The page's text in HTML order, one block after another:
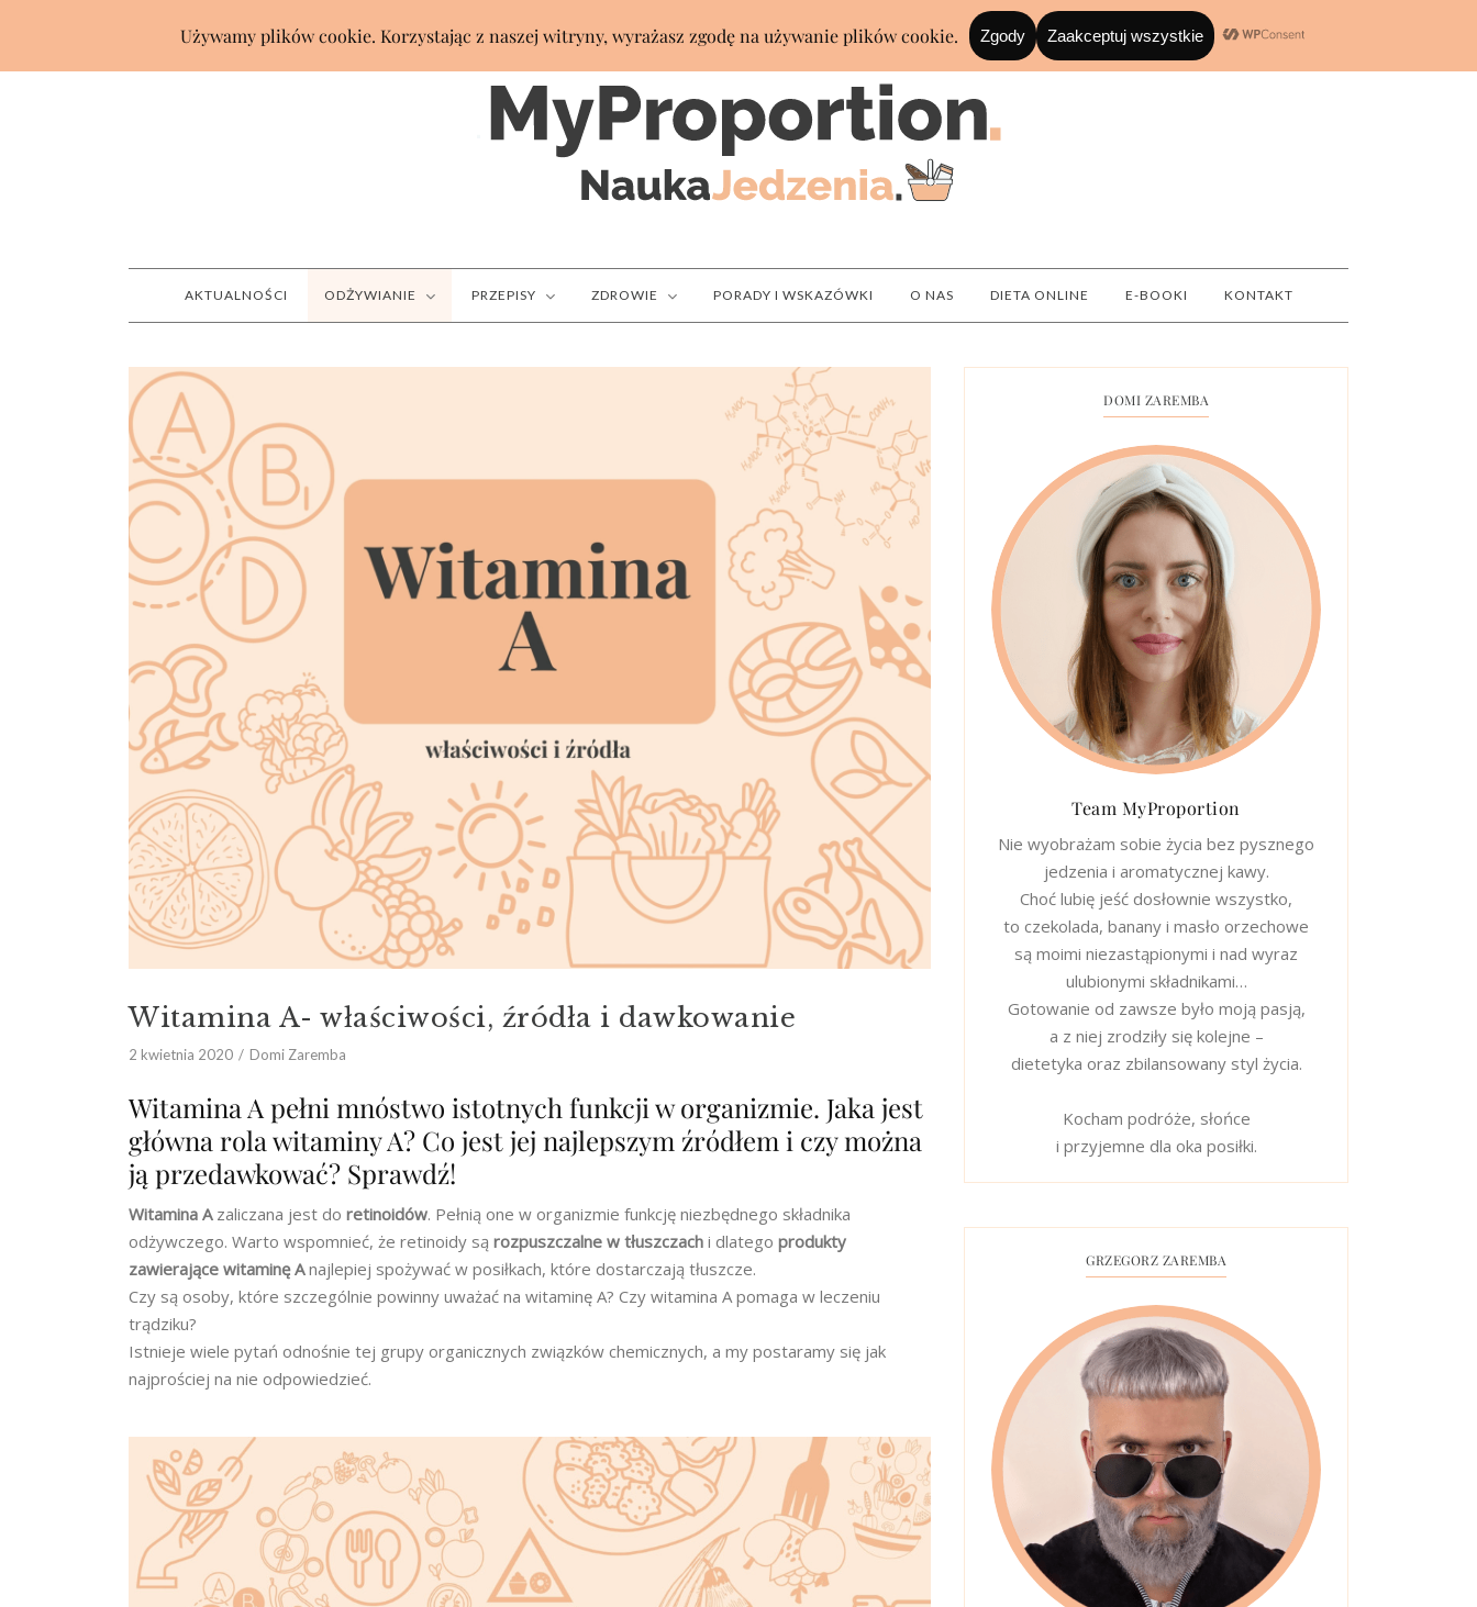
AKTUALNOŚCI ODŻYWIANIE PRZEPISY ZDROWIE PORADY I WSKAZÓWKI O NAS DIETA ONLINE E-BOOKI KONTAKT
Witamina A- właściwości, źródła i dawkowanie
2 kwietnia 2020 Domi Zaremba
Witamina A pełni mnóstwo istotnych funkcji w organizmie. Jaka jest
główna rola witaminy A? Co jest jej najlepszym źródłem i czy można
ją przedawkować? Sprawdź!
Witamina Azaliczana jest do retinoidów. Pełnią one w organizmie funkcję niezbędnego składnika
odżywczego. Warto wspomnieć, że retinoidy są rozpuszczalne w tłuszczach i dlatego produkty
zawierające witaminę Anajlepiej spożywać w posiłkach, które dostarczają tłuszcze.
Czy są osoby, które szczególnie powinny uważać na witaminę A? Czy witamina A pomaga w leczeniu
trądziku?
Istnieje wiele pytań odnośnie tej grupy organicznych związków chemicznych, a my postaramy się jak
najprościej na nie odpowiedzieć.
DOMI ZAREMBA
Team MyProportion
Nie wyobrażam sobie życia bez pysznego
jedzenia i aromatycznej kawy.
Choć lubię jeść dosłownie wszystko,
to czekolada, banany i masło orzechowe
są moimi niezastąpionymi i nad wyraz
ulubionymi składnikami…
Gotowanie od zawsze było moją pasją,
a z niej zrodziły się kolejne –
dietetyka oraz zbilansowany styl życia.
Kocham podróże, słońce
i przyjemne dla oka posiłki.
GRZEGORZ ZAREMBA